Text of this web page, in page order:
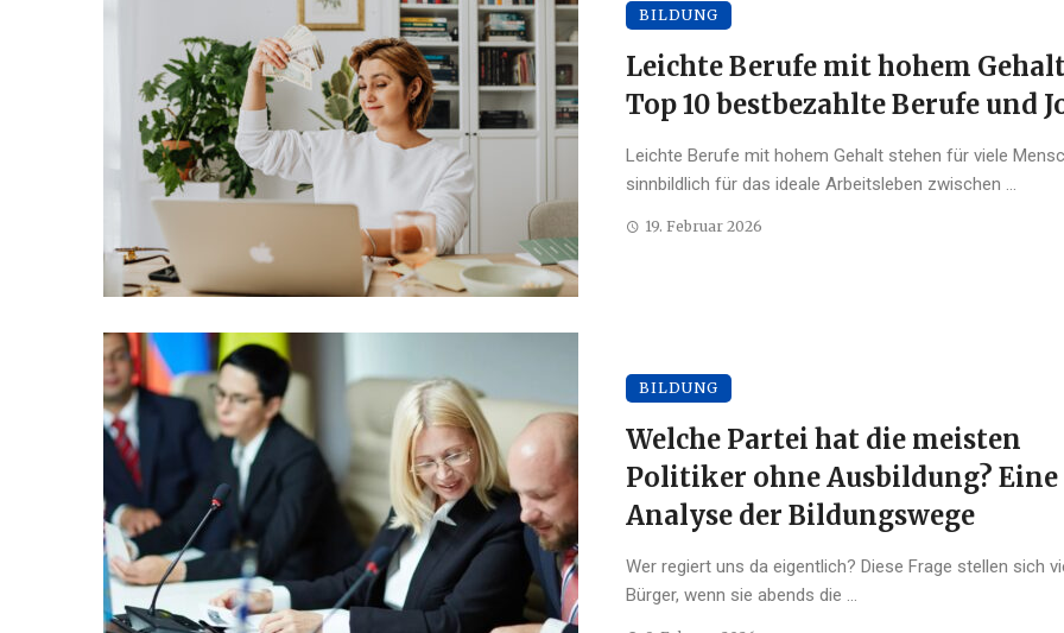
BILDUNG
Leichte Berufe mit hohem
Top 10 bestbezahlte Berufe und
Leichte Berufe mit hohem Gehalt stehen für viele
sinnbildlich für das ideale Arbeitsleben zwischen ...
19. Februar 2026
BILDUNG
Welche Partei hat die meisten
Politiker ohne Ausbildung? Eine
Analyse der Bildungswege
Wer regiert uns da eigentlich? Diese Frage stellen sich
Bürger, wenn sie abends die ...